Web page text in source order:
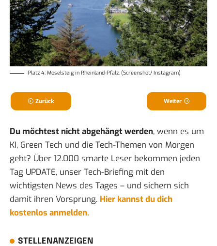
Platz 4: Moselsteig in Rheinland-Pfalz. (Screenshot/ Instagram)
Zurück Weiter
Du möchtest nicht abgehängt werden, wenn es um
KI, Green Tech und die Tech-Themen von Morgen
geht? Über 12.000 smarte Leser bekommen jeden
Tag UPDATE, unser Tech-Briefing mit den
wichtigsten News des Tages – und sichern sich
damit ihren Vorsprung. Hier kannst du dich
kostenlos anmelden.
STELLENANZEIGEN